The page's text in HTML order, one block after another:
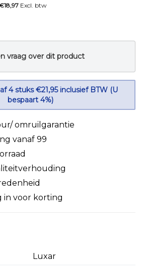
Excl. btw
vraag over dit product
4 stuks €21,95 inclusief BTW (U
bespaart 4%)
omruilgarantie
vanaf 99
in voor korting
Luxar